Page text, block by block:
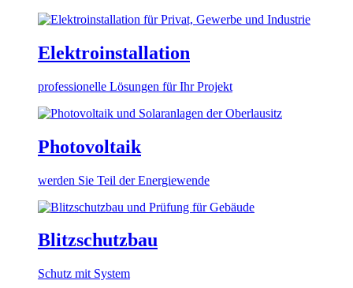
Elektroinstallation
professionelle Lösungen für Ihr Projekt
Photovoltaik
werden Sie Teil der Energiewende
Blitzschutzbau
Schutz mit System